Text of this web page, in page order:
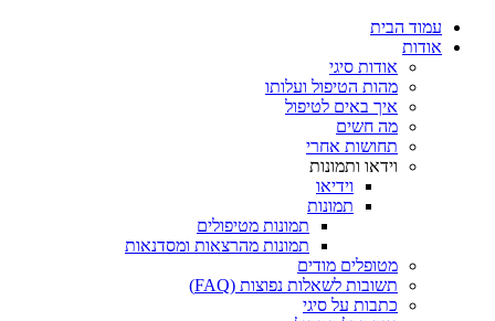
עמוד הבית
אודות
אודות סיגי
מהות הטיפול ועלותו
איך באים לטיפול
מה חשים
תחושות אחרי
וידאו ותמונות
וידיאו
תמונות
תמונות מטיפולים
תמונות מהרצאות ומסדנאות
מטופלים מודים
תשובות לשאלות נפוצות (FAQ)
כתבות על סיגי